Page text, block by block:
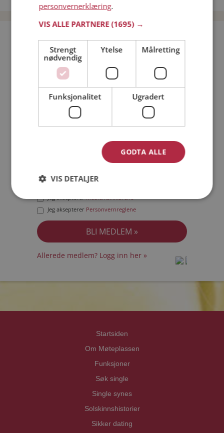
Bli medlem gratis!
Jeg er en: Mann Kvinne
Min alder:
Jeg akseptererMedlemsvilkårene
Jeg aksepterer Personvernreglene
Allerede medlem? Logg inn her »
Startsiden
Om Møteplassen
Funksjoner
Søk single
Single synes
Solskinnshistorier
Sikker dating
personvernerklæring.
VIS ALLE PARTNERE(1695) →
Strengt
nødvendig
Ytelse Målretting
Funksjonalitet Ugradert
GODTA ALLE
VIS DETALJER